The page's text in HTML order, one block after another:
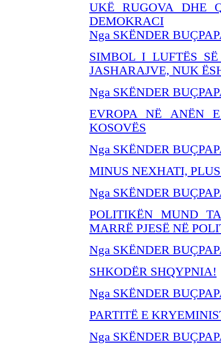
UKË RUGOVA DHE
DEMOKRACI
Nga SKËNDER
SIMBOL I LUFTËS
JASHARAJVE, NUK
Nga SKËNDER BU
EVROPA NË ANËN
KOSOVËS
Nga SKËNDER BU
MINUS NEXHATI,
Nga SKËNDER
POLITIKËN MUND
MARRË PJESË NË
Nga SKËNDER BU
SHKODËR SHQYPNIA!
Nga SKËNDER
PARTITË E
Nga SKËNDER BU